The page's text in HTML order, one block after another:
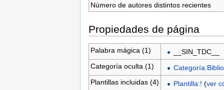
Número de autores distintos recientes
Propiedades de página
Palabra mágica (1)
__SIN_TDC__
Categoría oculta (1)
Plantillas incluidas (4)
Plantilla:! (ver